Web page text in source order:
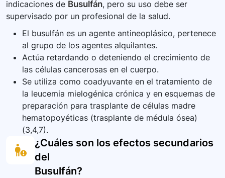
cuidado para evitar el contacto con la piel o
inhalación del polvo, especialmente si está roto.
indicaciones de Busulfán, pero su uso debe ser
supervisado por un profesional de la salud.
El busulfán es un agente antineoplásico, pertenece
al grupo de los agentes alquilantes.
Actúa retardando o deteniendo el crecimiento de
las células cancerosas en el cuerpo.
Se utiliza como coadyuvante en el tratamiento de
la leucemia mielogénica crónica y en esquemas de
preparación para trasplante de células madre
hematopoyéticas (trasplante de médula ósea)
(3,4,7).
¿Cuáles son los efectos secundarios
del
Busulfán?